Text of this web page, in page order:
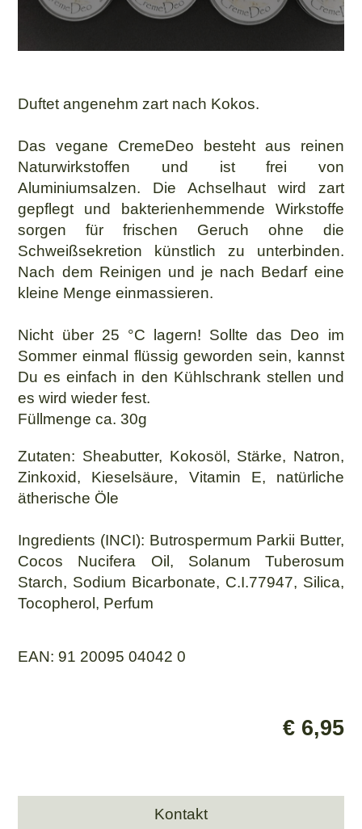
Duftet angenehm zart nach Kokos.
Das vegane CremeDeo besteht aus reinen
Naturwirkstoffen und ist frei von
Aluminiumsalzen. Die Achselhaut wird zart
gepflegt und bakterienhemmende Wirkstoffe
sorgen für frischen Geruch ohne die
Schweißsekretion künstlich zu unterbinden.
Nach dem Reinigen und je nach Bedarf eine
kleine Menge einmassieren.
Nicht über 25 °C lagern! Sollte das Deo im
Sommer einmal flüssig geworden sein, kannst
Du es einfach in den Kühlschrank stellen und
es wird wieder fest.
Füllmenge ca. 30g
Zutaten: Sheabutter, Kokosöl, Stärke, Natron,
Zinkoxid, Kieselsäure, Vitamin E, natürliche
ätherische Öle
Ingredients (INCI): Butrospermum Parkii Butter,
Cocos Nucifera Oil, Solanum Tuberosum
Starch, Sodium Bicarbonate, C.I.77947, Silica,
Tocopherol, Perfum
EAN: 91 20095 04042 0
€ 6,95
Kontakt